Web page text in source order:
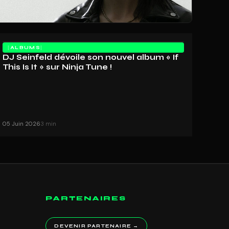
ALBUMS
DJ Seinfeld dévoile son nouvel album « If
This Is It » sur Ninja Tune !
05 Juin 20263 min
PARTENAIRES
DEVENIR PARTENAIRE →